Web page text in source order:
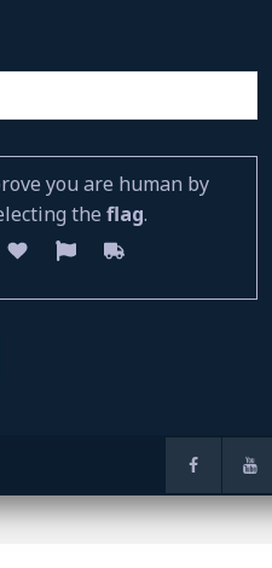
you are human by
the flag.